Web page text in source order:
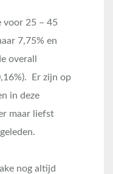
voor 25 – 45
7,75% en
overall
Er zijn op
in deze
maar liefst
nog altijd